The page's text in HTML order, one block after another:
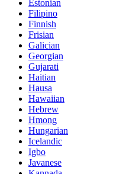
Estonian
Filipino
Finnish
Frisian
Galician
Georgian
Gujarati
Haitian
Hausa
Hawaiian
Hebrew
Hmong
Hungarian
Icelandic
Igbo
Javanese